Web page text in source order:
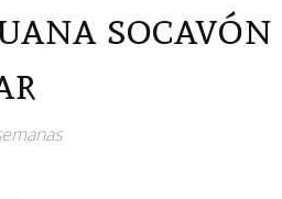
socavón